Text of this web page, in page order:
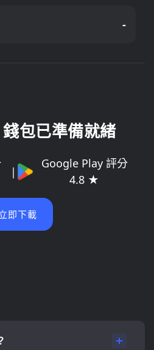
-
包已準備就緒
|
Google Play 評分
4.8 ★
即下載